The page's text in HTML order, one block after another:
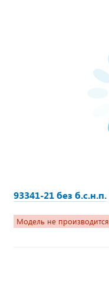
93341-21 без б.с.н.п.
Модель не производится